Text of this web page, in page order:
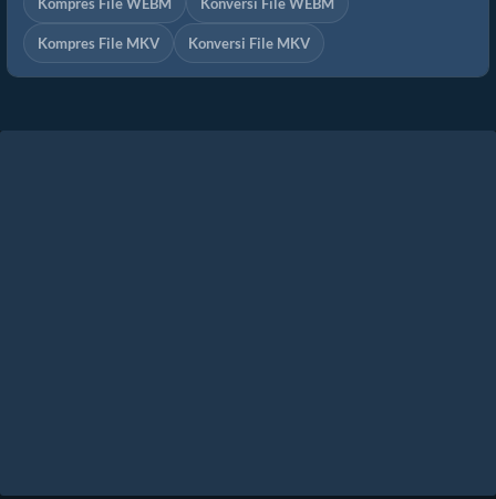
Kompres File WEBM Konversi File WEBM
Kompres File MKV Konversi File MKV